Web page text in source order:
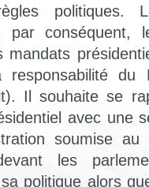
politiques.
par conséquent,
mandats
du
Il souhaite se
avec une
soumise au
les
politique alors